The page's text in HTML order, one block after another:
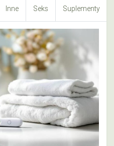
Inne Seks Suplementy